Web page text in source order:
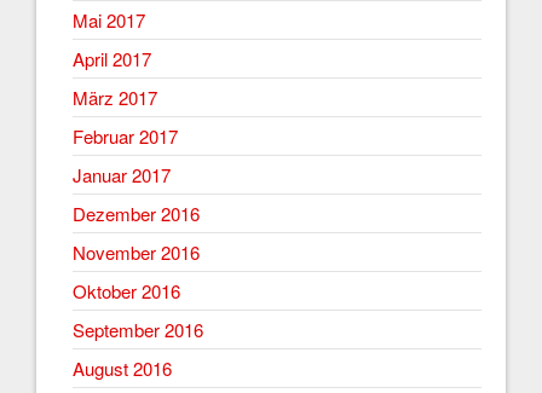
Mai 2017
April 2017
März 2017
Februar 2017
Januar 2017
Dezember 2016
November 2016
Oktober 2016
September 2016
August 2016